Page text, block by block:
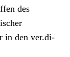
des
in den ver.di-